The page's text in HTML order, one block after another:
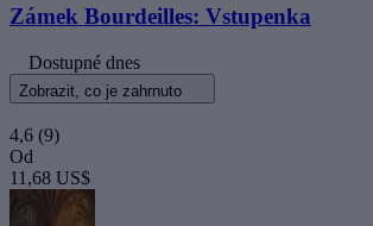
Zámek Bourdeilles: Vstupenka
Dostupné dnes
Zobrazit, co je zahrnuto
4,6 (9)
Od
11,68 US$